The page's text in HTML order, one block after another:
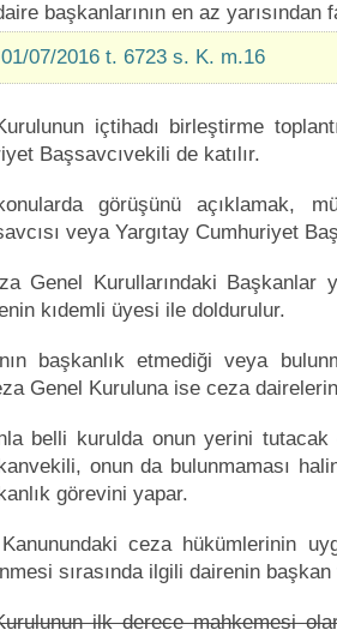
başkanlarının en az yarısından
07/2016 t. 6723 s. K. m.16
içtihadı birleştirme
Başsavcıvekili de katılır.
görüşünü açıklamak,
veya Yargıtay Cumhuriyet
Genel Kurullarındaki Başkanlar
kıdemli üyesi ile doldurulur.
başkanlık etmediği veya
Genel Kuruluna ise ceza
belli kurulda onun yerini
onun da bulunmaması
görevini yapar.
ceza hükümlerinin
sırasında ilgili dairenin
ilk derece mahkemesi